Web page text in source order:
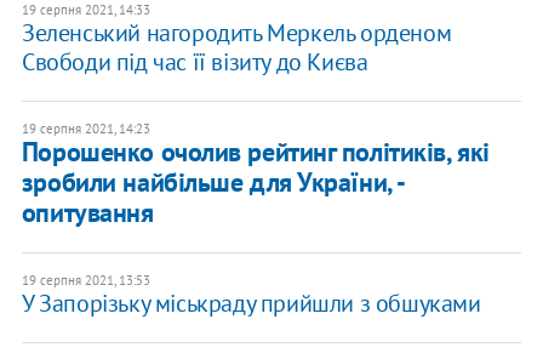
19 серпня 2021, 14:33
Зеленський нагородить Меркель орденом
Свободи під час її візиту до Києва
19 серпня 2021, 14:23
Порошенко очолив рейтинг політиків, які
зробили найбільше для України, -
опитування
19 серпня 2021, 13:53
У Запорізьку міськраду прийшли з обшуками